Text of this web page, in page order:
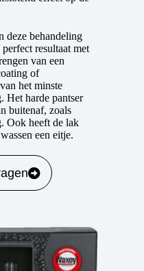
deze behandeling
resultaat met
van een
of
het minste
Het harde pantser
buitenaf, zoals
Ook heeft de lak
een eitje.